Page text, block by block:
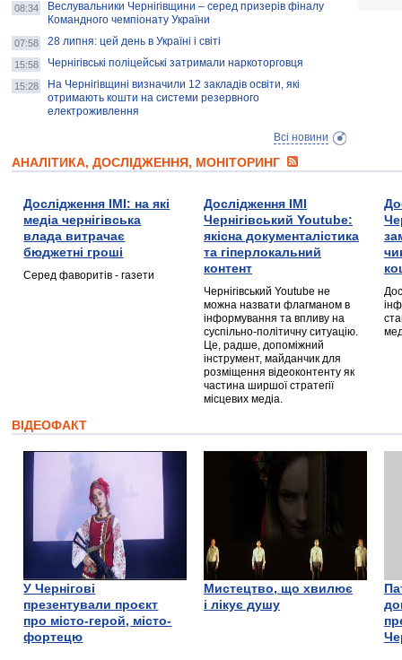
08:34
Веслувальники Чернігівщини – серед призерів фіналу
Командного чемпіонату України
07:58 28 липня: цей день в Україні і світі
15:58 Чернігівські поліцейські затримали наркоторговця
15:28
На Чернігівщині визначили 12 закладів освіти, які
отримають кошти на системи резервного
електроживлення
Всі новини
АНАЛІТИКА, ДОСЛІДЖЕННЯ, МОНІТОРИНГ
Дослідження ІМІ: на які
медіа чернігівська
влада витрачає
бюджетні гроші
Серед фаворитів - газети
Дослідження ІМІ
Чернігівський Youtube:
якісна документалістика
та гіперлокальний
контент
Чернігівський Youtube не
можна назвати флагманом в
інформування та впливу на
суспільно-політичну ситуацію.
Це, радше, допоміжний
інструмент, майданчик для
розміщення відеоконтенту як
частина ширшої стратегії
місцевих медіа.
ВІДЕОФАКТ
У Чернігові
презентували проєкт
про місто-герой, місто-
фортецю
Мистецтво, що хвилює
і лікує душу